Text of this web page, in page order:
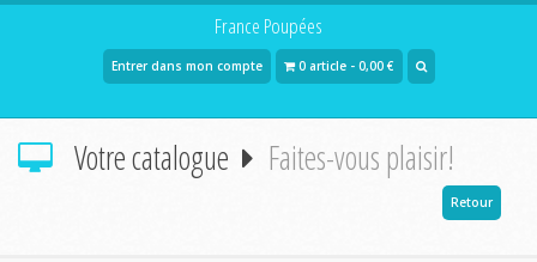
France Poupées
Entrer dans mon compte 0 article - 0,00 €
Votre catalogue Faites-vous plaisir!
Retour